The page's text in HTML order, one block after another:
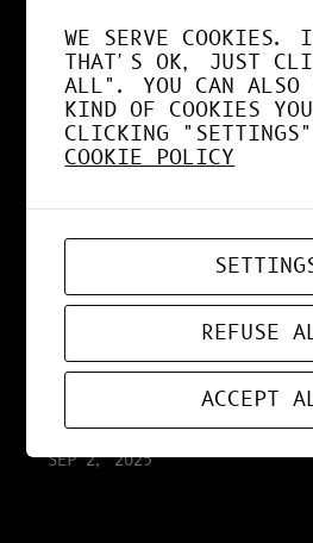
SEP 25, 2025
IA VS
VÉRITÉ SUR
ÉNERGÉTIQUE
SEP 2, 2025
WE SERVE COOKIES.
THAT'S OK, JUST
ALL". YOU CAN ALSO
KIND OF COOKIES
CLICKING
COOKIE POLICY
REFUSE
ACCEPT